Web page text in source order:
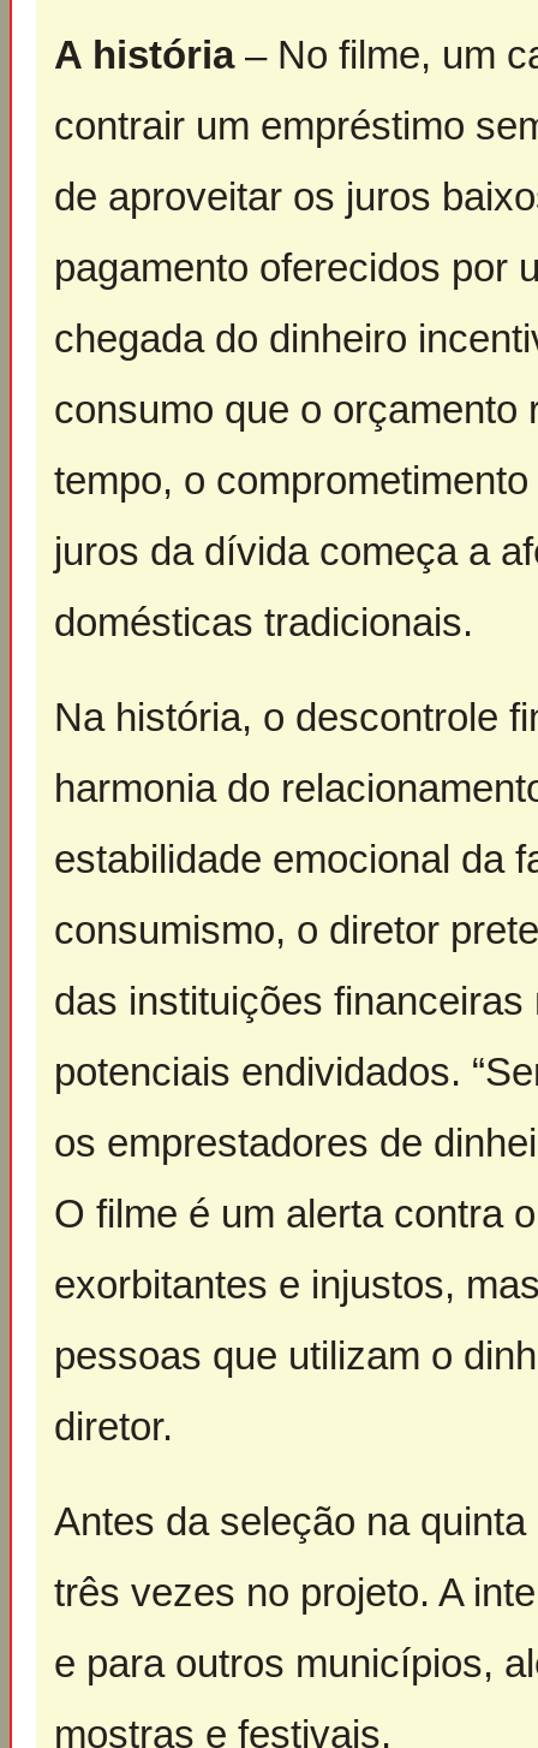
A história– No filme, um
contrair um empréstimo
de aproveitar os juros
pagamento oferecidos por
chegada do dinheiro
consumo que o orçamento
tempo, o
juros da dívida começa a
domésticas tradicionais.
Na história, o descontrole
harmonia do
estabilidade emocional da
consumismo, o diretor
das instituições
potenciais endividados.
os emprestadores de
O filme é um alerta contra
exorbitantes e injustos,
pessoas que utilizam o
diretor.
Antes da seleção na
três vezes no projeto. A
e para outros municípios,
mostras e festivais.